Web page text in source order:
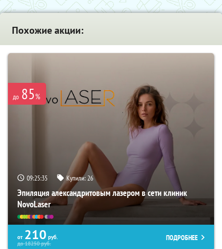
Похожие акции:
до 85%
09:25:35 Купили:26
Эпиляция александритовым лазером в сети клиник
NovoLaser
от 210 руб.
до18250руб.
ПОДРОБНЕЕ